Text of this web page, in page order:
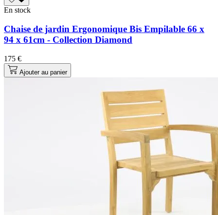
En stock
Chaise de jardin Ergonomique Bis Empilable 66 x
94 x 61cm - Collection Diamond
175 €
Ajouter au panier